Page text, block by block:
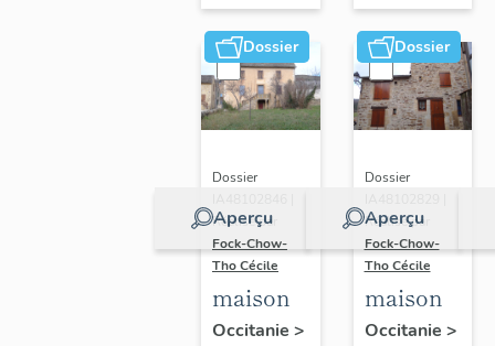
Dossier
Aperçu
Dossier
Réalisé par
Fock-Chow-
Tho Cécile
maison
Occitanie >
Dossier
Aperçu
Dossier
Réalisé par
Fock-Chow-
Tho Cécile
maison
Occitanie >